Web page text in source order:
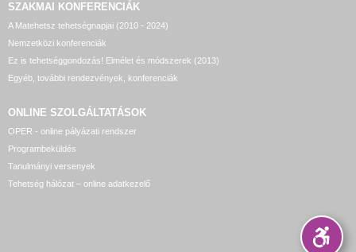
SZAKMAI KONFERENCIÁK
A Matehetsz tehetségnapjai (2010 - 2024)
Nemzetközi konferenciák
Ez is tehetséggondozás! Elmélet és módszerek (2013)
Egyéb, további rendezvények, konferenciák
ONLINE SZOLGÁLTATÁSOK
OPER - online pályázati rendszer
Programbeküldés
Tanulmányi versenyek
Tehetség hálózat – online adatkezelő